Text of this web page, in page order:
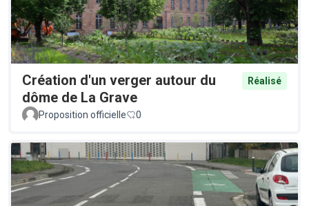
Création d'un verger autour du
dôme de La Grave
Réalisé
Proposition officielle 0